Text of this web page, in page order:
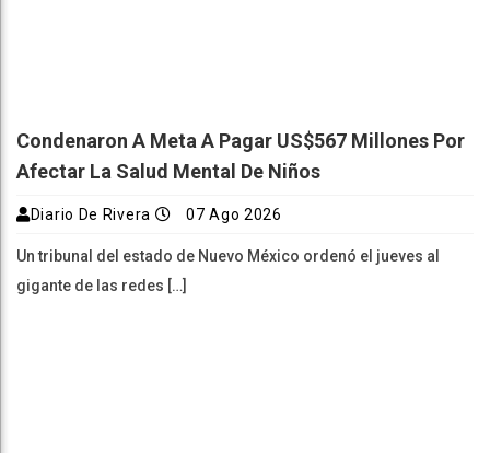
Condenaron A Meta A Pagar US$567 Millones Por
Afectar La Salud Mental De Niños
Diario De Rivera 07 Ago 2026
Un tribunal del estado de Nuevo México ordenó el jueves al
gigante de las redes […]